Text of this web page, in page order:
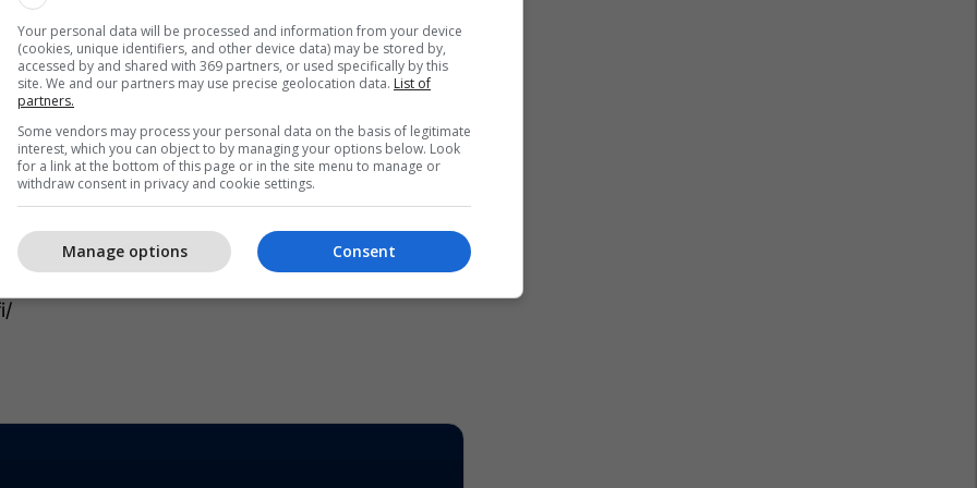
Infektive që dyshohet se është i infektuar me
në këtë moment nuk e kemi asnjë nga stafi
i dyshimtë apo që është në vet-izolim. Por kemi
mundemi me qenë të infektuar. Në disa raste
që i marrim, me natyrën e punës sonë, nuk
jemi COVID-19 pozitiv. Pesë infermierët të
janë shëruar dhe janë edhe për disa ditë
në shtëpi, të gjithë janë në gjendje stabile”, tha
Your personal data will be processed and information from your device
(cookies, unique identifiers, and other device data) may be stored by,
accessed by and shared with 369 partners, or used specifically by this
site. We and our partners may use precise geolocation data. List of
partners.
Some vendors may process your personal data on the basis of legitimate
interest, which you can object to by managing your options below. Look
for a link at the bottom of this page or in the site menu to manage or
withdraw consent in privacy and cookie settings.
Consent
Manage options